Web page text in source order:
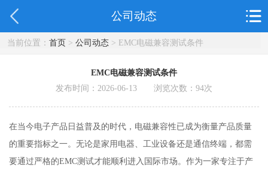
公司动态
当前位置： 首页> 公司动态> EMC电磁兼容测试条件
EMC电磁兼容测试条件
发布时间：2026-06-13 浏览次数： 94次
在当今电子产品日益普及的时代，电磁兼容性已成为衡量产品质量
的重要指标之一。无论是家用电器、工业设备还是通信终端，都需
要通过严格的EMC测试才能顺利进入国际市场。作为一家专注于产